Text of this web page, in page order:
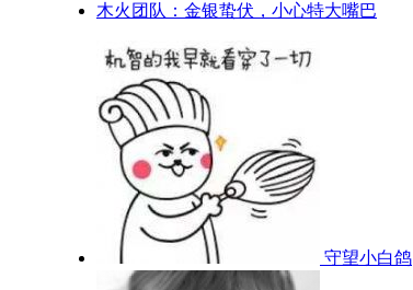
木火团队：金银蛰伏，小心特大嘴巴
守望小白鸽